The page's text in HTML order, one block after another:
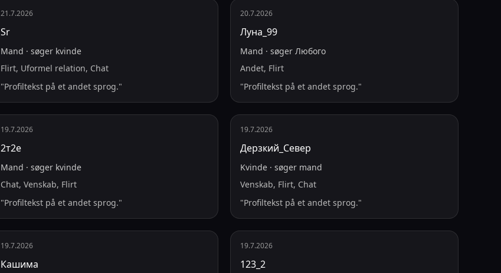
21.7.2026
Sr
Mand · søger kvinde
Flirt, Uformel relation, Chat
"Profiltekst på et andet sprog."
20.7.2026
Луна_99
Mand ·søger Любого
Andet, Flirt
"Profiltekst på et andet sprog."
19.7.2026
2т2е
Mand · søger kvinde
Chat, Venskab, Flirt
"Profiltekst på et andet sprog."
19.7.2026
Дерзкий_Север
Kvinde ·søger mand
Venskab, Flirt, Chat
"Profiltekst på et andet sprog."
19.7.2026
Кашима
19.7.2026
123_2